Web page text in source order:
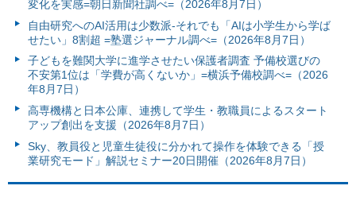
変化を実感=朝日新聞社調べ=（2026年8月7日）
自由研究へのAI活用は少数派-それでも「AIは小学生から学ば
せたい」8割超 =塾選ジャーナル調べ=（2026年8月7日）
子どもを難関大学に進学させたい保護者調査 予備校選びの
不安第1位は「学費が高くないか」=横浜予備校調べ=（2026
年8月7日）
高専機構と日本公庫、連携して学生・教職員によるスタート
アップ創出を支援（2026年8月7日）
Sky、教員役と児童生徒役に分かれて操作を体験できる「授
業研究モード」解説セミナー20日開催（2026年8月7日）